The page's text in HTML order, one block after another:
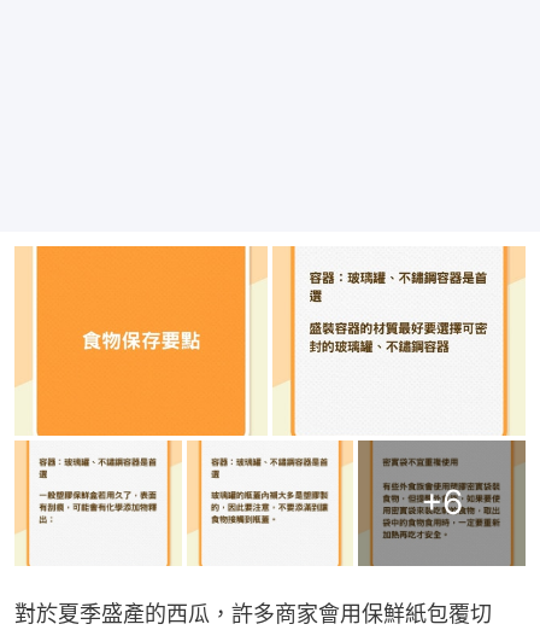
+6
對於夏季盛產的西瓜，許多商家會用保鮮紙包覆切